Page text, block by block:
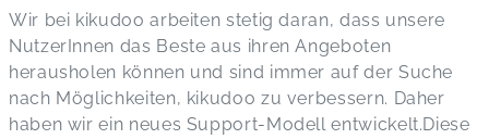
Wir bei kikudoo arbeiten stetig daran, dass unsere
NutzerInnen das Beste aus ihren Angeboten
herausholen können und sind immer auf der Suche
nach Möglichkeiten, kikudoo zu verbessern. Daher
haben wir ein neues Support-Modell entwickelt.Diese